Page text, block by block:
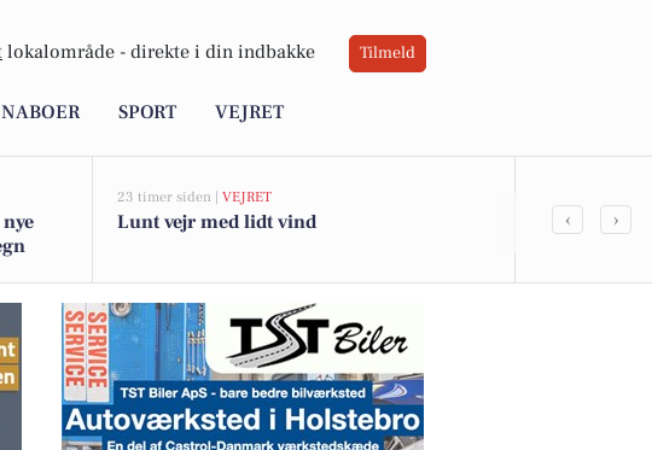
lokalområde - direkte i din indbakke Tilmeld
SPORT VEJRET
23 timer siden | VEJRET
Lunt vejr med lidt vind ‹ ›